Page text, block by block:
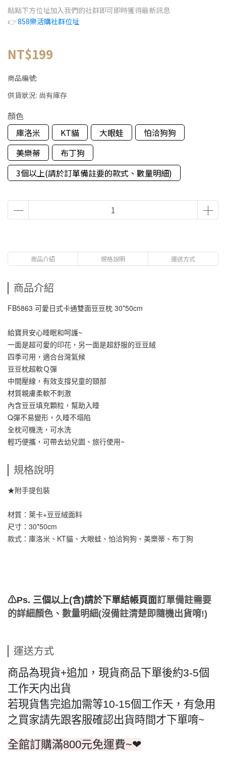
點點下方位址加入我們的社群即可即時獲得最新訊息
👉858樂活購社群位址
NT$199
商品編號:
供貨狀況: 尚有庫存
顏色
庫洛米
KT貓 大眼蛙
怕洽狗狗
美樂蒂
布丁狗
3個以上(請於訂單備註要的款式、數量明細)
商品介紹 規格說明 運送方式
商品介紹
FB5863 可愛日式卡通雙面豆豆枕 30*50cm
給寶貝安心睡眠和呵護~
一面是超可愛的印花，另一面是超舒服的豆豆絨
四季可用，適合台灣氣候
豆豆枕超軟Ｑ彈
中間壓線，有效支撐兒童的頸部
材質親膚柔軟不刺激
內含豆豆填充顆粒，幫助入睡
Q彈不易變形，久睡不塌陷
全枕可機洗，可水洗
輕巧便攜，可帶去幼兒園、旅行使用~
規格說明
★附手提包裝
材質：萊卡+豆豆絨面料
尺寸：30*50cm
款式：庫洛米、KT貓、大眼蛙、怕洽狗狗、美樂蒂、布丁狗
⚠Ps. 三個以上(含)請於下單結帳頁面訂單備註需要
的詳細顏色、數量明細(沒備註清楚即隨機出貨唷!)
運送方式
商品為現貨+追加，現貨商品下單後約3-5個
工作天内出貨
若現貨售完追加需等10-15個工作天，有急用
之買家請先跟客服確認出貨時間才下單唷~
全館訂購滿800元免運費~❤